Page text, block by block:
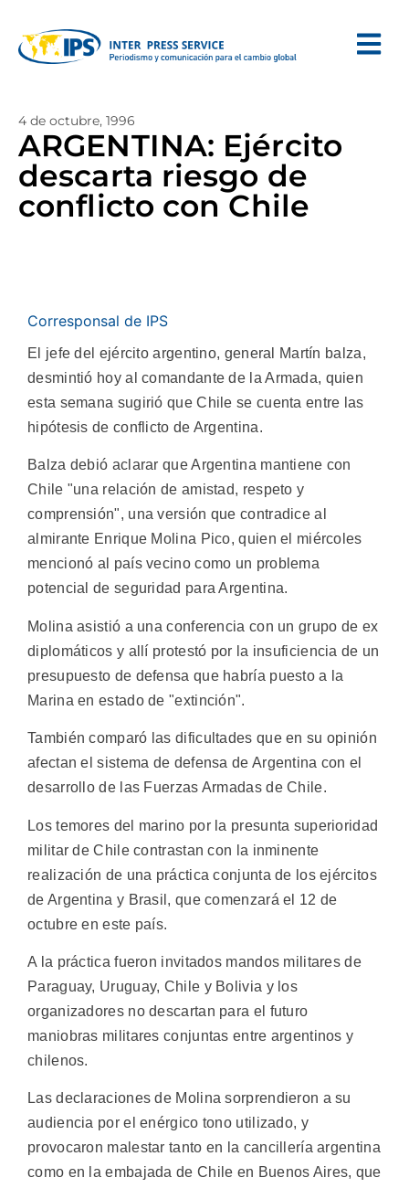
4 de octubre, 1996
ARGENTINA: Ejército
descarta riesgo de
conflicto con Chile
Corresponsal de IPS
El jefe del ejército argentino, general Martín balza,
desmintió hoy al comandante de la Armada, quien
esta semana sugirió que Chile se cuenta entre las
hipótesis de conflicto de Argentina.
Balza debió aclarar que Argentina mantiene con
Chile "una relación de amistad, respeto y
comprensión", una versión que contradice al
almirante Enrique Molina Pico, quien el miércoles
mencionó al país vecino como un problema
potencial de seguridad para Argentina.
Molina asistió a una conferencia con un grupo de ex
diplomáticos y allí protestó por la insuficiencia de un
presupuesto de defensa que habría puesto a la
Marina en estado de "extinción".
También comparó las dificultades que en su opinión
afectan el sistema de defensa de Argentina con el
desarrollo de las Fuerzas Armadas de Chile.
Los temores del marino por la presunta superioridad
militar de Chile contrastan con la inminente
realización de una práctica conjunta de los ejércitos
de Argentina y Brasil, que comenzará el 12 de
octubre en este país.
A la práctica fueron invitados mandos militares de
Paraguay, Uruguay, Chile y Bolivia y los
organizadores no descartan para el futuro
maniobras militares conjuntas entre argentinos y
chilenos.
Las declaraciones de Molina sorprendieron a su
audiencia por el enérgico tono utilizado, y
provocaron malestar tanto en la cancillería argentina
como en la embajada de Chile en Buenos Aires, que